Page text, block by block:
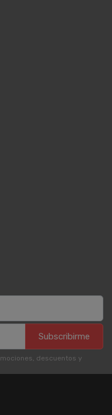
Subscribirme
descuentos y